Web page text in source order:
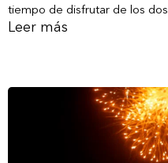
tiempo de disfrutar de los dos
Leer más